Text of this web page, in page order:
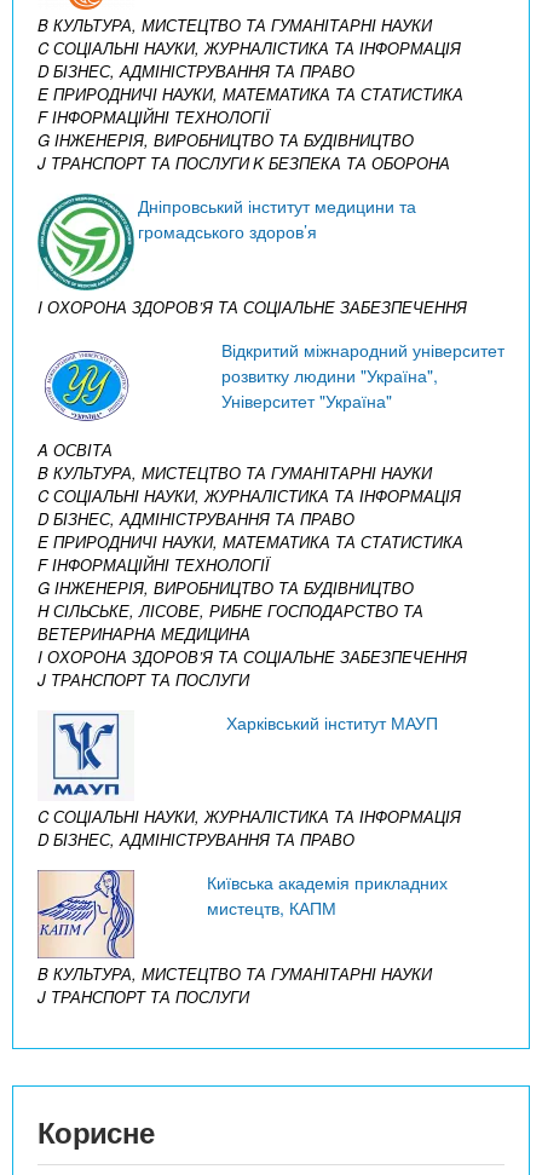
B КУЛЬТУРА, МИСТЕЦТВО ТА ГУМАНІТАРНІ НАУКИ
C СОЦІАЛЬНІ НАУКИ, ЖУРНАЛІСТИКА ТА ІНФОРМАЦІЯ
D БІЗНЕС, АДМІНІСТРУВАННЯ ТА ПРАВО
E ПРИРОДНИЧІ НАУКИ, МАТЕМАТИКА ТА СТАТИСТИКА
F ІНФОРМАЦІЙНІ ТЕХНОЛОГІЇ
G ІНЖЕНЕРІЯ, ВИРОБНИЦТВО ТА БУДІВНИЦТВО
J ТРАНСПОРТ ТА ПОСЛУГИK БЕЗПЕКА ТА ОБОРОНА
Дніпровський інститут медицини та
громадського здоров’я
I ОХОРОНА ЗДОРОВ’Я ТА СОЦІАЛЬНЕ ЗАБЕЗПЕЧЕННЯ
Відкритий міжнародний університет
розвитку людини "Україна",
Університет "Україна"
A ОСВІТА
B КУЛЬТУРА, МИСТЕЦТВО ТА ГУМАНІТАРНІ НАУКИ
C СОЦІАЛЬНІ НАУКИ, ЖУРНАЛІСТИКА ТА ІНФОРМАЦІЯ
D БІЗНЕС, АДМІНІСТРУВАННЯ ТА ПРАВО
E ПРИРОДНИЧІ НАУКИ, МАТЕМАТИКА ТА СТАТИСТИКА
F ІНФОРМАЦІЙНІ ТЕХНОЛОГІЇ
G ІНЖЕНЕРІЯ, ВИРОБНИЦТВО ТА БУДІВНИЦТВО
H СІЛЬСЬКЕ, ЛІСОВЕ, РИБНЕ ГОСПОДАРСТВО ТА
ВЕТЕРИНАРНА МЕДИЦИНА
I ОХОРОНА ЗДОРОВ’Я ТА СОЦІАЛЬНЕ ЗАБЕЗПЕЧЕННЯ
J ТРАНСПОРТ ТА ПОСЛУГИ
Харківський інститут МАУП
C СОЦІАЛЬНІ НАУКИ, ЖУРНАЛІСТИКА ТА ІНФОРМАЦІЯ
D БІЗНЕС, АДМІНІСТРУВАННЯ ТА ПРАВО
Київська академія прикладних
мистецтв, КАПМ
B КУЛЬТУРА, МИСТЕЦТВО ТА ГУМАНІТАРНІ НАУКИ
J ТРАНСПОРТ ТА ПОСЛУГИ
Корисне